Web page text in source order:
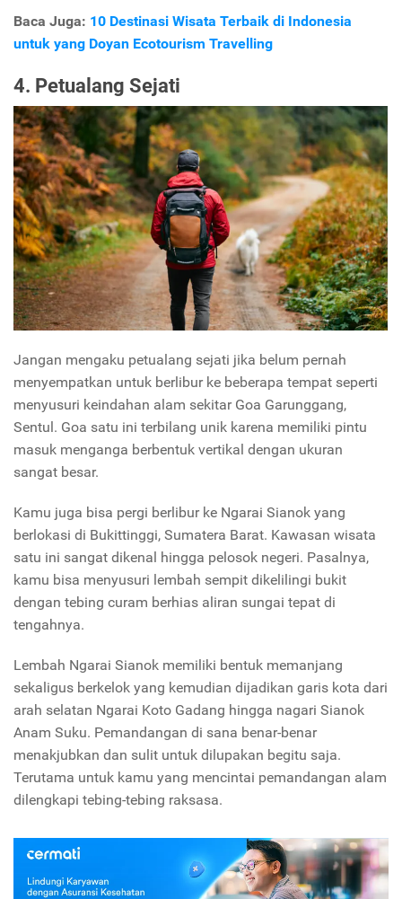
Baca Juga: 10 Destinasi Wisata Terbaik di Indonesia
untuk yang Doyan Ecotourism Travelling
4. Petualang Sejati
Jangan mengaku petualang sejati jika belum pernah
menyempatkan untuk berlibur ke beberapa tempat seperti
menyusuri keindahan alam sekitar Goa Garunggang,
Sentul. Goa satu ini terbilang unik karena memiliki pintu
masuk menganga berbentuk vertikal dengan ukuran
sangat besar.
Kamu juga bisa pergi berlibur ke Ngarai Sianok yang
berlokasi di Bukittinggi, Sumatera Barat. Kawasan wisata
satu ini sangat dikenal hingga pelosok negeri. Pasalnya,
kamu bisa menyusuri lembah sempit dikelilingi bukit
dengan tebing curam berhias aliran sungai tepat di
tengahnya.
Lembah Ngarai Sianok memiliki bentuk memanjang
sekaligus berkelok yang kemudian dijadikan garis kota dari
arah selatan Ngarai Koto Gadang hingga nagari Sianok
Anam Suku. Pemandangan di sana benar-benar
menakjubkan dan sulit untuk dilupakan begitu saja.
Terutama untuk kamu yang mencintai pemandangan alam
dilengkapi tebing-tebing raksasa.